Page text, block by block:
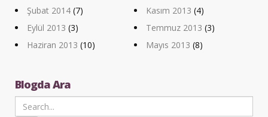
Şubat 2014 (7) Kasım 2013 (4)
Eylül 2013 (3) Temmuz 2013 (3)
Haziran 2013 (10) Mayıs 2013 (8)
Blogda Ara